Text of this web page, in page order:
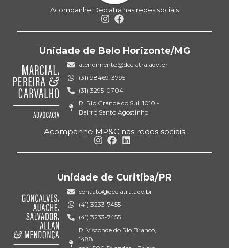
Acompanhe Declatra nas redes sociais
Unidade de Belo Horizonte/MG
atendimento@declatra.adv.br
(31) 98469-3795
(31) 3295-0704
R. Rio Grande do Sul, 1010 -
Bairro Santo Agostinho
Acompanhe MP&C nas redes sociais
Unidade de Curitiba/PR
contato@declatra.adv.br
(41) 3233-7455
(41) 3233-7455
R. Visconde do Rio Branco,
1488,